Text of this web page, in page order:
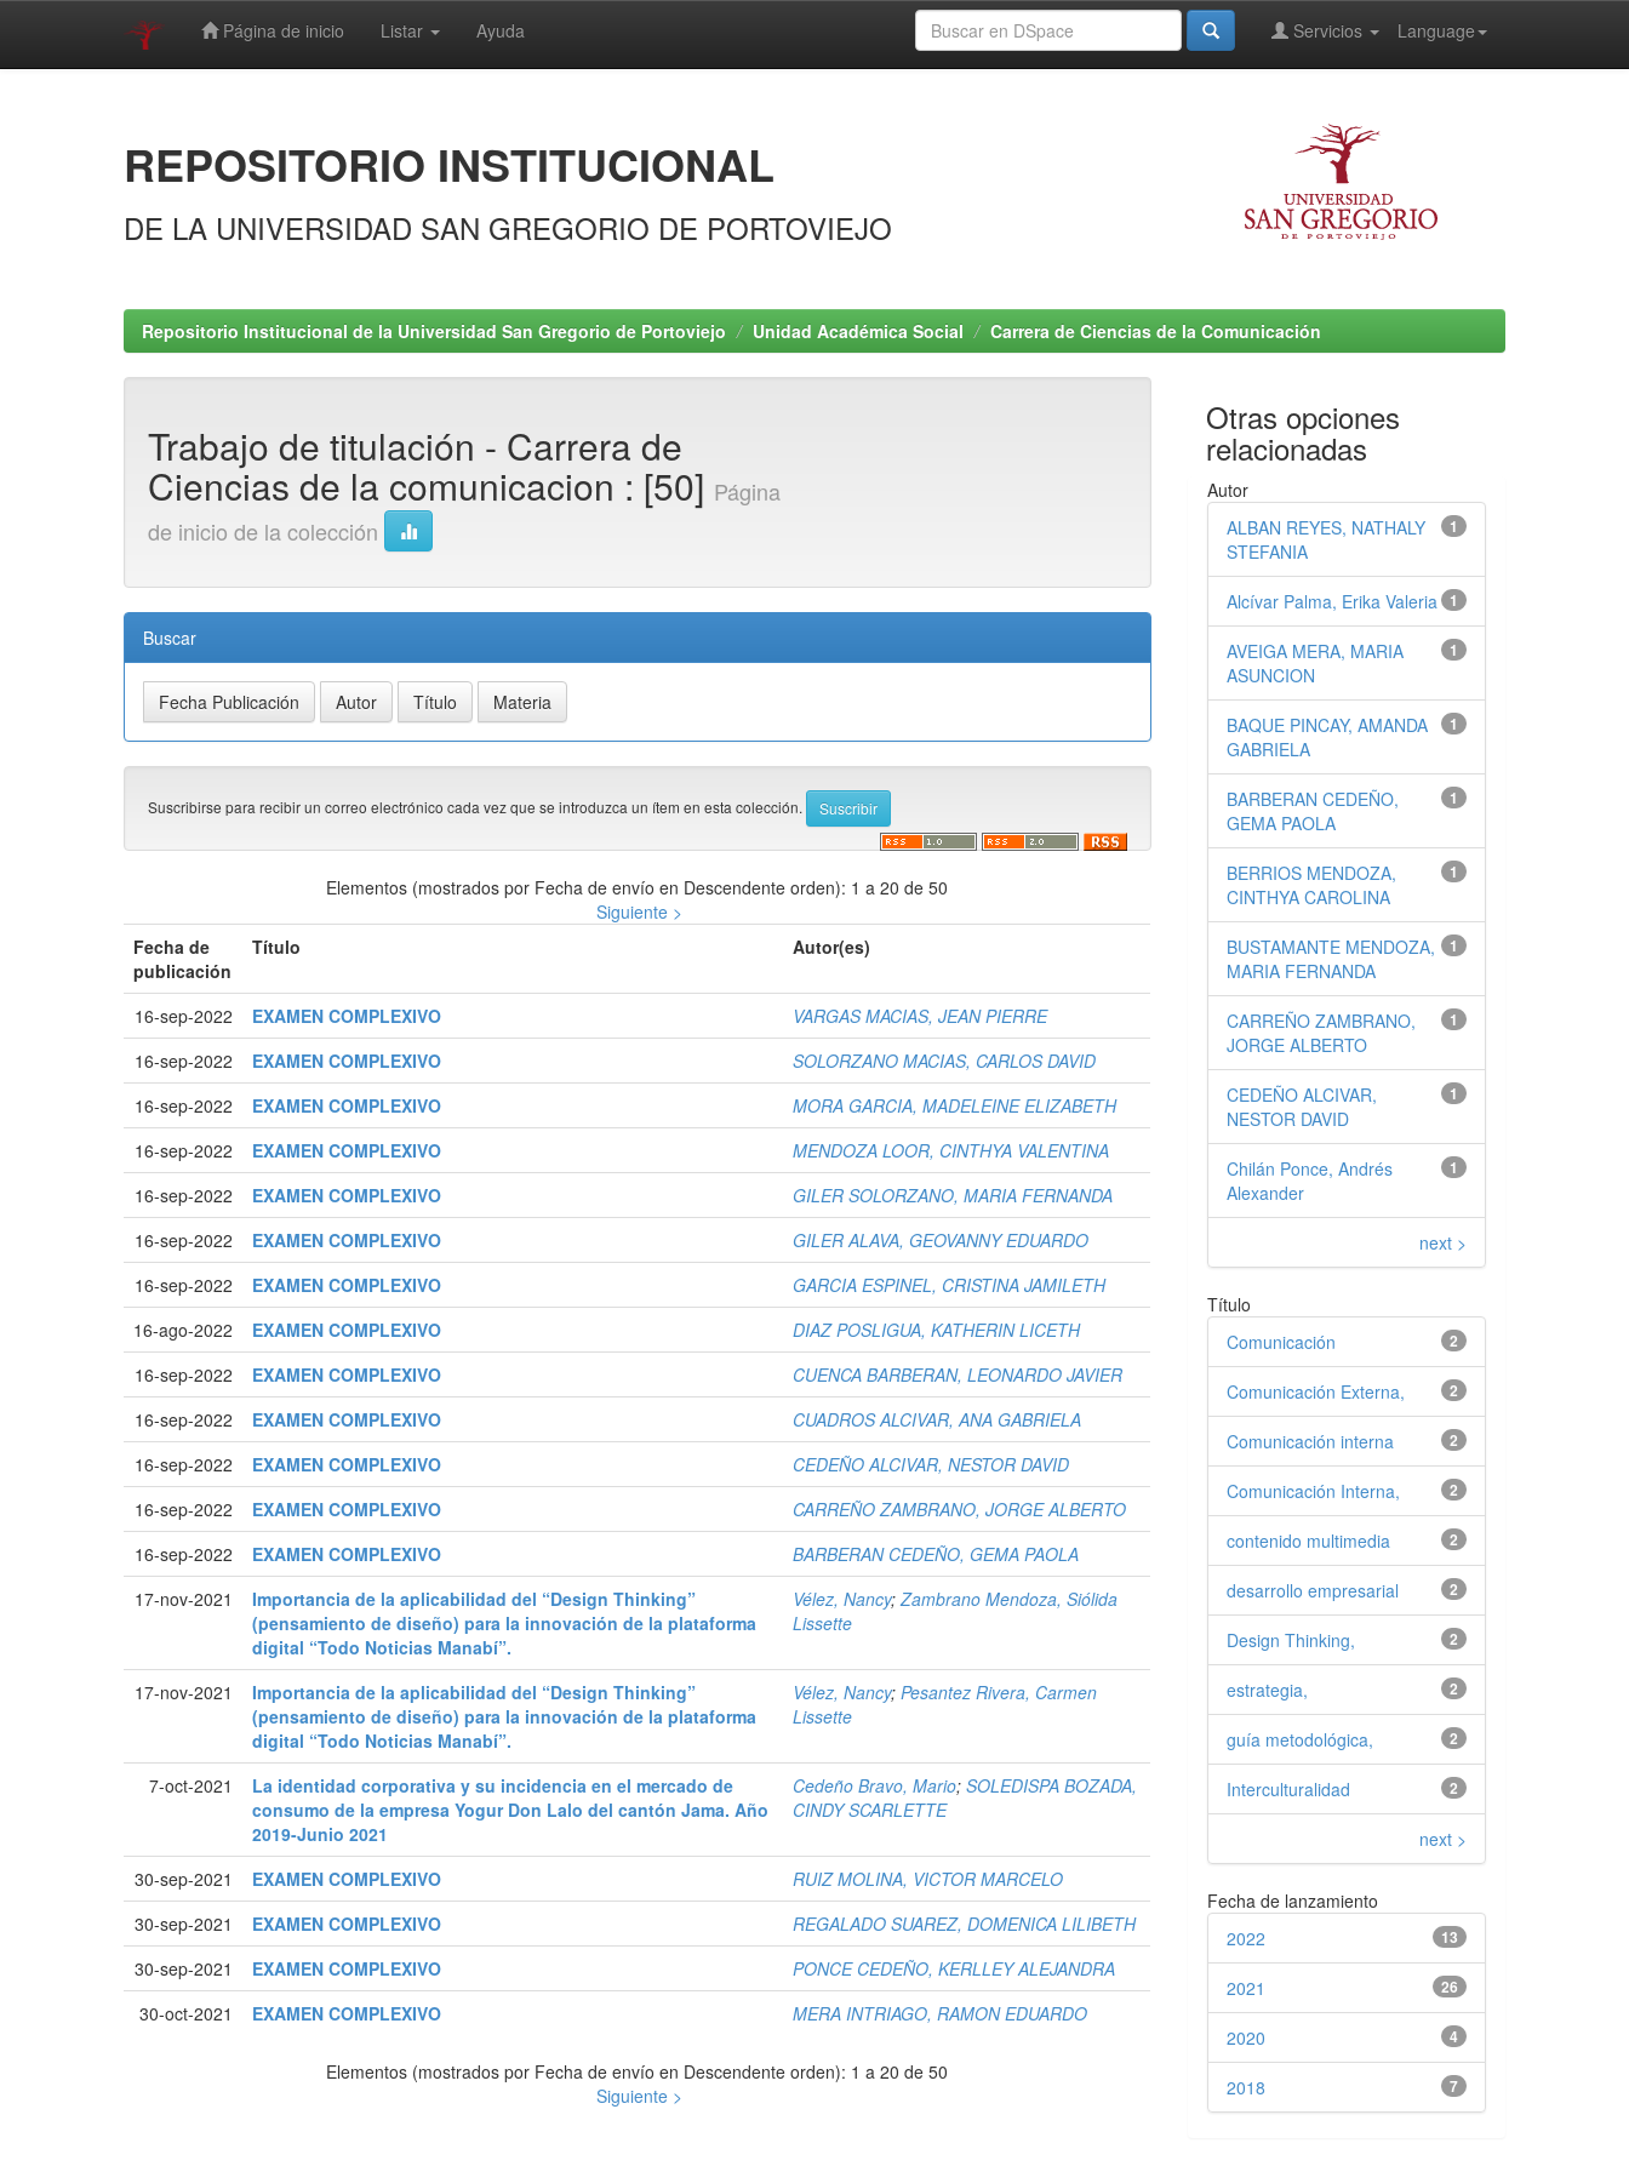
Página de inicio Listar Ayuda Language
Servicios
REPOSITORIO INSTITUCIONAL
DE LA UNIVERSIDAD SAN GREGORIO DE PORTOVIEJO
Repositorio Institucional de la Universidad San Gregorio de Portoviejo Unidad Académica Social Carrera de Ciencias de la Comunicación
Trabajo de titulación - Carrera de
Ciencias de la comunicacion : [50] Página
de inicio de la colección
Buscar
Suscribirse para recibir un correo electrónico cada vez que se introduzca un ítem en esta colección.
Elementos (mostrados por Fecha de envío en Descendente orden): 1 a 20 de 50
Siguiente >
Fecha de
publicación
Título Autor(es)
16-sep-2022 EXAMEN COMPLEXIVO
VARGAS MACIAS, JEAN PIERRE
16-sep-2022
EXAMEN COMPLEXIVO
SOLORZANO MACIAS, CARLOS DAVID
16-sep-2022
EXAMEN COMPLEXIVO
MORA GARCIA, MADELEINE ELIZABETH
16-sep-2022
EXAMEN COMPLEXIVO
MENDOZA LOOR, CINTHYA VALENTINA
16-sep-2022
EXAMEN COMPLEXIVO
GILER SOLORZANO, MARIA FERNANDA
16-sep-2022
EXAMEN COMPLEXIVO
GILER ALAVA, GEOVANNY EDUARDO
16-sep-2022
EXAMEN COMPLEXIVO
GARCIA ESPINEL, CRISTINA JAMILETH
16-ago-2022
EXAMEN COMPLEXIVO
DIAZ POSLIGUA, KATHERIN LICETH
16-sep-2022
EXAMEN COMPLEXIVO
CUENCA BARBERAN, LEONARDO JAVIER
16-sep-2022
EXAMEN COMPLEXIVO
CUADROS ALCIVAR, ANA GABRIELA
16-sep-2022
EXAMEN COMPLEXIVO
CEDEÑO ALCIVAR, NESTOR DAVID
16-sep-2022
EXAMEN COMPLEXIVO
CARREÑO ZAMBRANO, JORGE ALBERTO
16-sep-2022
EXAMEN COMPLEXIVO
BARBERAN CEDEÑO, GEMA PAOLA
17-nov-2021
Importancia de la aplicabilidad del “Design Thinking”
(pensamiento de diseño) para la innovación de la plataforma
digital “Todo Noticias Manabí”.
Vélez, Nancy;Zambrano Mendoza, Siólida
Lissette
17-nov-2021
Importancia de la aplicabilidad del “Design Thinking”
(pensamiento de diseño) para la innovación de la plataforma
digital “Todo Noticias Manabí”.
Vélez, Nancy;Pesantez Rivera, Carmen
Lissette
7-oct-2021
La identidad corporativa y su incidencia en el mercado de
consumo de la empresa Yogur Don Lalo del cantón Jama. Año
2019-Junio 2021
Cedeño Bravo, Mario;SOLEDISPA BOZADA,
CINDY SCARLETTE
30-sep-2021 EXAMEN COMPLEXIVO
RUIZ MOLINA, VICTOR MARCELO
30-sep-2021
EXAMEN COMPLEXIVO
REGALADO SUAREZ, DOMENICA LILIBETH
30-sep-2021
EXAMEN COMPLEXIVO
PONCE CEDEÑO, KERLLEY ALEJANDRA
30-oct-2021
EXAMEN COMPLEXIVO MERA INTRIAGO, RAMON EDUARDO
Elementos (mostrados por Fecha de envío en Descendente orden): 1 a 20 de 50
Siguiente >
Otras opciones
relacionadas
Autor
1
ALBAN REYES, NATHALY
STEFANIA
1
Alcívar Palma, Erika Valeria
1
AVEIGA MERA, MARIA
ASUNCION
1
BAQUE PINCAY, AMANDA
GABRIELA
1
BARBERAN CEDEÑO,
GEMA PAOLA
1
BERRIOS MENDOZA,
CINTHYA CAROLINA
1
BUSTAMANTE MENDOZA,
MARIA FERNANDA
1
CARREÑO ZAMBRANO,
JORGE ALBERTO
1
CEDEÑO ALCIVAR,
NESTOR DAVID
1
Chilán Ponce, Andrés
Alexander
next >
Título
2
Comunicación
2
Comunicación Externa,
2
Comunicación interna
2
Comunicación Interna,
2
contenido multimedia
2
desarrollo empresarial
2
Design Thinking,
2
estrategia,
2
guía metodológica,
2
Interculturalidad
next >
Fecha de lanzamiento
13
2022
26
2021
4
2020
7
2018